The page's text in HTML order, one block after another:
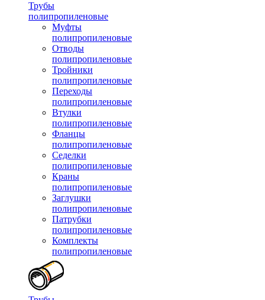
Трубы
полипропиленовые
Муфты
полипропиленовые
Отводы
полипропиленовые
Тройники
полипропиленовые
Переходы
полипропиленовые
Втулки
полипропиленовые
Фланцы
полипропиленовые
Седелки
полипропиленовые
Краны
полипропиленовые
Заглушки
полипропиленовые
Патрубки
полипропиленовые
Комплекты
полипропиленовые